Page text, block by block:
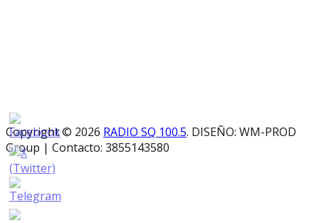
Copyright © 2026 RADIO SQ 100.5. DISEÑO: WM-PROD
Group | Contacto: 3855143580